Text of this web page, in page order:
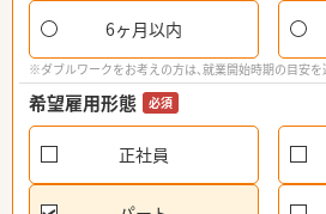
6ヶ月以内
※ダブルワークをお考えの方は、就業開始時期の目安
希望雇用形態 必須
正社員